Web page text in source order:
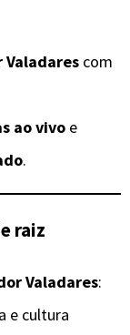
Valadares com
ao vivo e
.
raiz
Valadares:
e cultura